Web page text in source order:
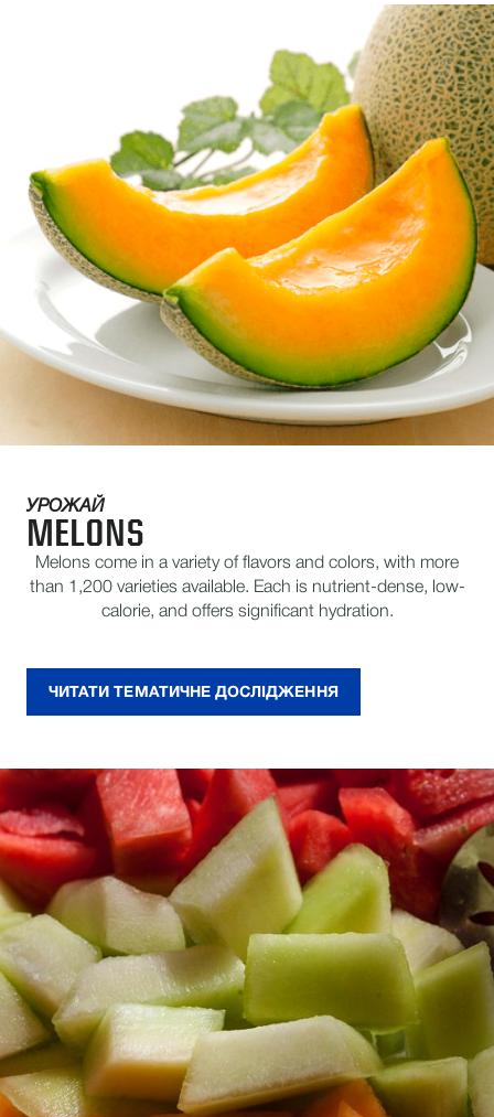
УРОЖАЙ
MELONS
Melons come in a variety of flavors and colors, with more
than 1,200 varieties available. Each is nutrient-dense, low-
calorie, and offers significant hydration.
ЧИТАТИ ТЕМАТИЧНЕ ДОСЛІДЖЕННЯ